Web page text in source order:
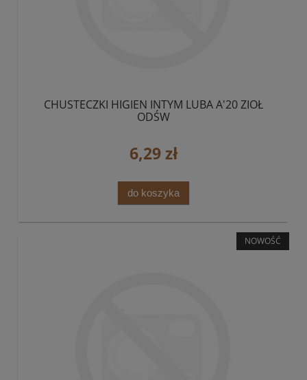
CHUSTECZKI HIGIEN INTYM LUBA A'20 ZIOŁ
ODŚW
6,29 zł
do koszyka
NOWOŚĆ